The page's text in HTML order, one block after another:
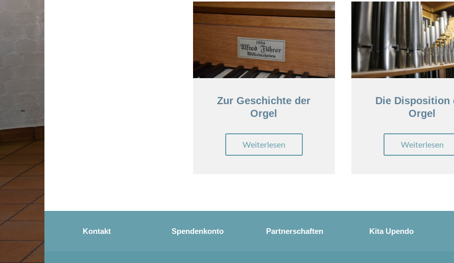
Zur Geschichte der
Orgel
Weiterlesen
Die Disposition
Orgel
Weiterlesen
Kontakt Spendenkonto Partnerschaften Kita Upendo